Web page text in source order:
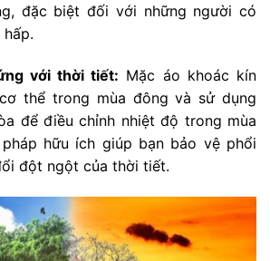
đặc biệt đối với những người có
với thời tiết: Mặc áo khoác kín
thể trong mùa đông và sử dụng
để điều chỉnh nhiệt độ trong mùa
hữu ích giúp bạn bảo vệ phổi
đột ngột của thời tiết.